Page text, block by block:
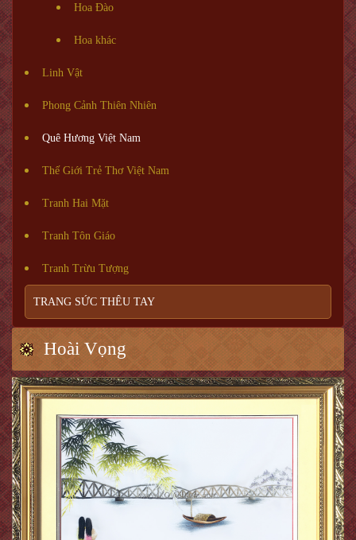
Hoa Đào
Hoa khác
Linh Vật
Phong Cảnh Thiên Nhiên
Quê Hương Việt Nam
Thế Giới Trẻ Thơ Việt Nam
Tranh Hai Mặt
Tranh Tôn Giáo
Tranh Trừu Tượng
TRANG SỨC THÊU TAY
Hoài Vọng